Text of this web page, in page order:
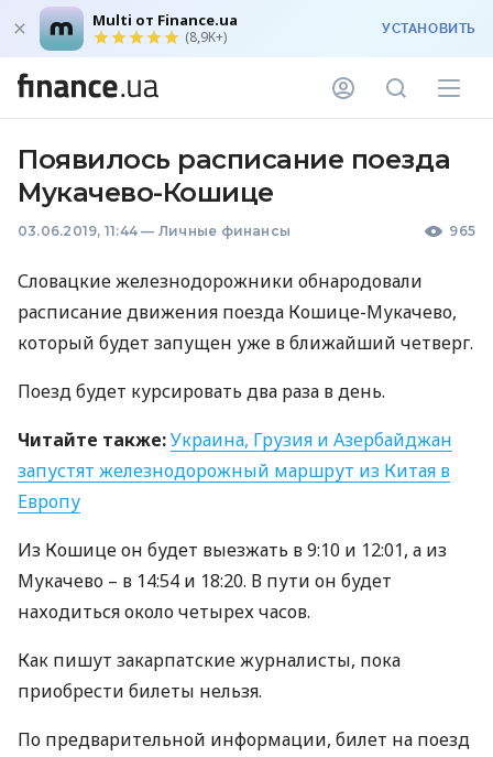
Multi от Finance.ua
(8,9K+) УСТАНОВИТЬ
Появилось расписание поезда
Мукачево-Кошице
03.06.2019, 11:44 — Личные финансы 965
Словацкие железнодорожники обнародовали
расписание движения поезда Кошице-Мукачево,
который будет запущен уже в ближайший четверг.
Поезд будет курсировать два раза в день.
Читайте также:Украина, Грузия и Азербайджан
запустят железнодорожный маршрут из Китая в
Европу
Из Кошице он будет выезжать в 9:10 и 12:01, а из
Мукачево – в 14:54 и 18:20. В пути он будет
находиться около четырех часов.
Как пишут закарпатские журналисты, пока
приобрести билеты нельзя.
По предварительной информации, билет на поезд